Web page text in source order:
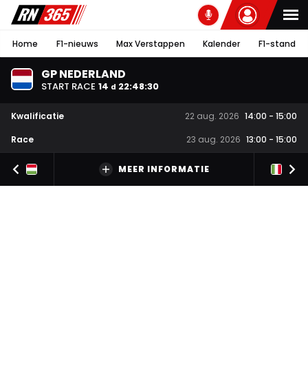
Home F1-nieuws Max Verstappen Kalender F1-stand
GP NEDERLAND
START RACE 14 d 22:48:30
Kwalificatie 22 aug. 2026 14:00 - 15:00
Race
23 aug. 2026 13:00 - 15:00
MEER INFORMATIE